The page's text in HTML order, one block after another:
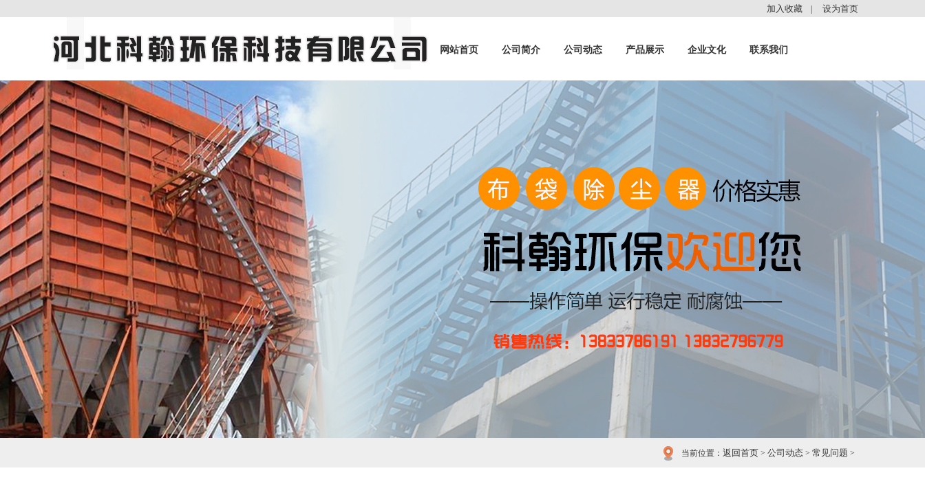
加入收藏 设为首页
网站首页 公司简介 公司动态 产品展示 企业文化 联系我们
当前位置： 返回首页 > 公司动态 > 常见问题 >